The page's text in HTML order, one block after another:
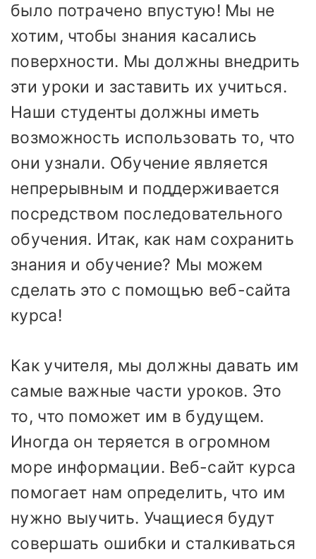
было потрачено впустую! Мы не
хотим, чтобы знания касались
поверхности. Мы должны внедрить
эти уроки и заставить их учиться.
Наши студенты должны иметь
возможность использовать то, что
они узнали. Обучение является
непрерывным и поддерживается
посредством последовательного
обучения. Итак, как нам сохранить
знания и обучение? Мы можем
сделать это с помощью веб-сайта
курса!
Как учителя, мы должны давать им
самые важные части уроков. Это
то, что поможет им в будущем.
Иногда он теряется в огромном
море информации. Веб-сайт курса
помогает нам определить, что им
нужно выучить. Учащиеся будут
совершать ошибки и сталкиваться